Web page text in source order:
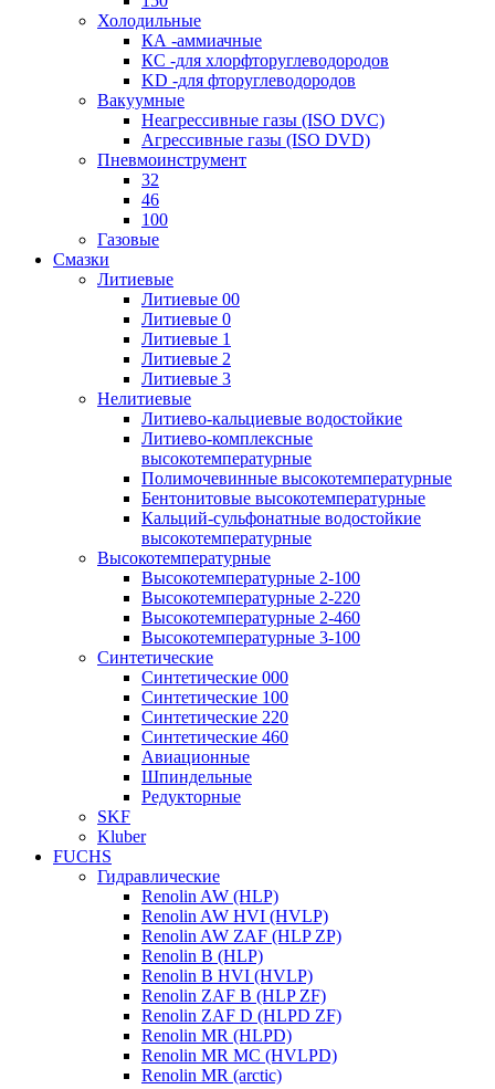
Холодильные
КА -аммиачные
КС -для хлорфторуглеводородов
KD -для фторуглеводородов
Вакуумные
Неагрессивные газы (ISO DVC)
Агрессивные газы (ISO DVD)
Пневмоинструмент
32
46
100
Газовые
Смазки
Литиевые
Литиевые 00
Литиевые 0
Литиевые 1
Литиевые 2
Литиевые 3
Нелитиевые
Литиево-кальциевые водостойкие
Литиево-комплексные
высокотемпературные
Полимочевинные высокотемпературные
Бентонитовые высокотемпературные
Кальций-сульфонатные водостойкие
высокотемпературные
Высокотемпературные
Высокотемпературные 2-100
Высокотемпературные 2-220
Высокотемпературные 2-460
Высокотемпературные 3-100
Синтетические
Синтетические 000
Синтетические 100
Синтетические 220
Синтетические 460
Авиационные
Шпиндельные
Редукторные
SKF
Kluber
FUCHS
Гидравлические
Renolin AW (HLP)
Renolin AW HVI (HVLP)
Renolin AW ZAF (HLP ZP)
Renolin B (HLP)
Renolin B HVI (HVLP)
Renolin ZAF B (HLP ZF)
Renolin ZAF D (HLPD ZF)
Renolin MR (HLPD)
Renolin MR MC (HVLPD)
Renolin MR (arctic)